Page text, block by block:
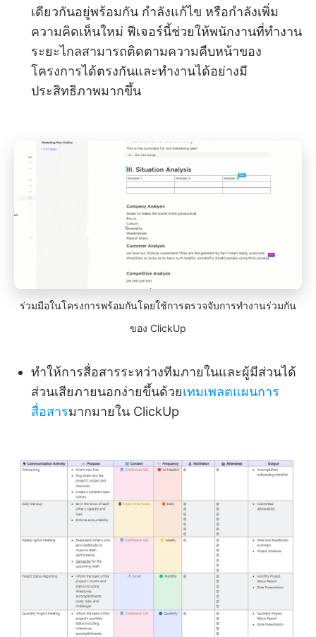
เดียวกันอยู่พร้อมกัน กำลังแก้ไข หรือกำลังเพิ่ม
ความคิดเห็นใหม่ ฟีเจอร์นี้ช่วยให้พนักงานที่ทำงาน
ระยะไกลสามารถติดตามความคืบหน้าของ
โครงการได้ตรงกันและทำงานได้อย่างมี
ประสิทธิภาพมากขึ้น
ร่วมมือในโครงการพร้อมกันโดยใช้การตรวจจับการทำงานร่วมกัน
ของ ClickUp
ทำให้การสื่อสารระหว่างทีมภายในและผู้มีส่วนได้
ส่วนเสียภายนอกง่ายขึ้นด้วยเทมเพลตแผนการ
สื่อสารมากมายใน ClickUp